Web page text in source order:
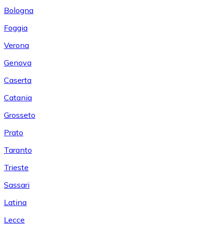
Bologna
Foggia
Verona
Genova
Caserta
Catania
Grosseto
Prato
Taranto
Trieste
Sassari
Latina
Lecce